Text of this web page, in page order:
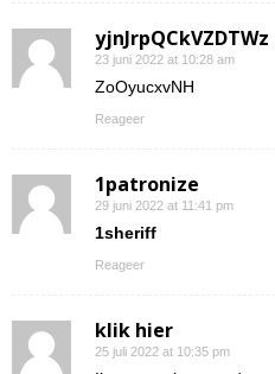
yjnJrpQCkVZDTWz
23 juni 2022 at 10:28 am
ZoOyucxvNH
Reageer
1patronize
29 juni 2022 at 11:41 pm
1sheriff
Reageer
klik hier
25 juli 2022 at 10:35 pm